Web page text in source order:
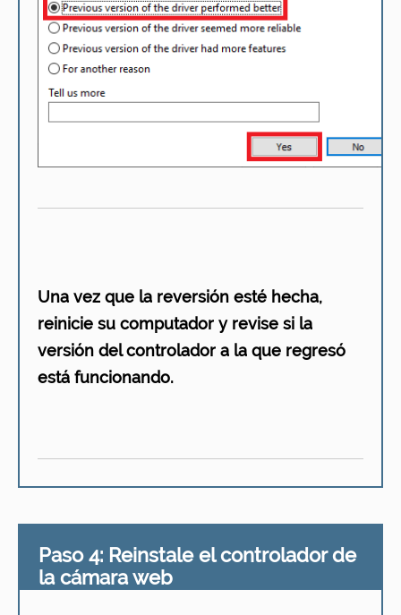
Una vez que la reversión esté hecha,
reinicie su computador y revise si la
versión del controlador a la que regresó
está funcionando.
Paso 4: Reinstale el controlador de
la cámara web